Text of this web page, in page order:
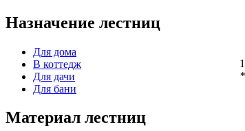
Назначение лестниц
Для дома
В коттедж
Для дачи
Для бани
Материал лестниц
*